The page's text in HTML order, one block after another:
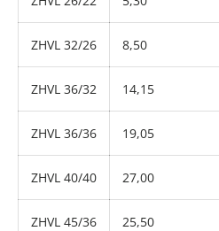
ZHVL 32/26 8,50
ZHVL 36/32 14,15
ZHVL 36/36 19,05
ZHVL 40/40 27,00
ZHVL 45/36 25,50